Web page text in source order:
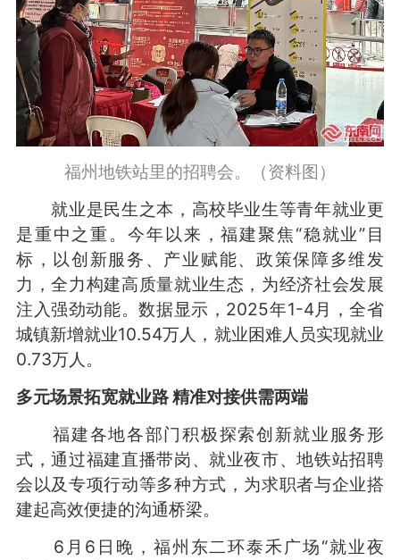
福州地铁站里的招聘会。（资料图）
就业是民生之本，高校毕业生等青年就业更
是重中之重。今年以来，福建聚焦“稳就业”目
标，以创新服务、产业赋能、政策保障多维发
力，全力构建高质量就业生态，为经济社会发展
注入强劲动能。数据显示，2025年1-4月，全省
城镇新增就业10.54万人，就业困难人员实现就业
0.73万人。
多元场景拓宽就业路 精准对接供需两端
福建各地各部门积极探索创新就业服务形
式，通过福建直播带岗、就业夜市、地铁站招聘
会以及专项行动等多种方式，为求职者与企业搭
建起高效便捷的沟通桥梁。
6月6日晚，福州东二环泰禾广场“就业夜